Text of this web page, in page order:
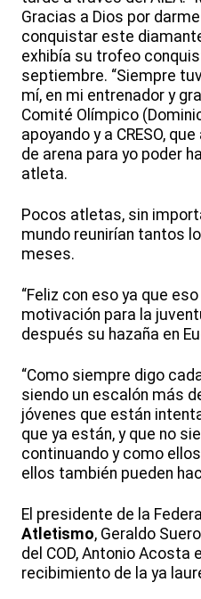
Gracias a Dios por
conquistar este
exhibía su trofeo
septiembre. “Siempre
mí, en mi entrenador y
Comité Olímpico
apoyando y a CRESO,
de arena para yo poder
atleta.
Pocos atletas, sin
mundo reunirían tantos
meses.
“Feliz con eso ya que
motivación para la
después su hazaña en
“Como siempre digo
siendo un escalón más
jóvenes que están
que ya están, y que no
continuando y como
ellos también pueden
El presidente de la
Atletismo, Geraldo
del COD, Antonio Acosta
recibimiento de la ya